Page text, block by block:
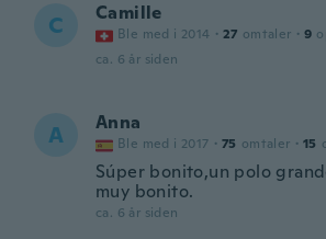
C Camille
Ble med i 2014 · 27 omtaler · 9
ca. 6 år siden
A Anna
Ble med i 2017 · 75 omtaler · 15
Súper bonito,un polo
muy bonito.
ca. 6 år siden